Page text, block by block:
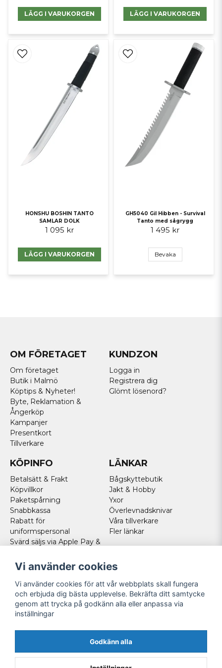
wakizashi, och antyder att wakizashi kan ha blivit mer populär än
tanto på grund av att wakizashi är mer lämpad för inomhusstrider.
LÄGG I VARUKORGEN LÄGG I VARUKORGEN
HONSHU BOSHIN TANTO
SAMLAR DOLK
1 095 kr
LÄGG I VARUKORGEN
GH5040 Gil Hibben - Survival
Tanto med sågrygg
1 495 kr
Bevaka
OM FÖRETAGET
Om företaget
Butik i Malmö
Köptips & Nyheter!
Byte, Reklamation &
Ångerköp
Kampanjer
Presentkort
Tillverkare
KUNDZON
Logga in
Registrera dig
Glömt lösenord?
KÖPINFO
Betalsätt & Frakt
Köpvillkor
Paketspårning
Snabbkassa
Rabatt för
uniformspersonal
Svärd säljs via Apple Pay &
Norska kunder
Cookies
LÄNKAR
Bågskyttebutik
Jakt & Hobby
Yxor
Överlevnadsknivar
Våra tillverkare
Fler länkar
FÖLJ OSS
Facebook
Instagram
Youtube
Vi använder cookies
Vi använder cookies för att vår webbplats skall fungera
och erbjuda dig bästa upplevelse. Bekräfta ditt samtycke
genom att trycka på godkänn alla eller anpassa via
inställningar
Godkänn alla